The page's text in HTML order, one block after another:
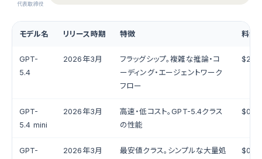
代表取締役
モデル名 リリース時期 特徴 料金
GPT-
5.4
2026年3月
フラッグシップ。複雑な推論・コ
ーディング・エージェントワーク
フロー
GPT-
5.4 mini
2026年3月
高速・低コスト。GPT-5.4クラス
の性能
GPT-
2026年3月
最安値クラス。シンプルな大量処